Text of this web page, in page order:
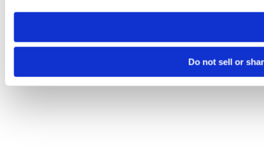
need to be set again.
Do not sell or